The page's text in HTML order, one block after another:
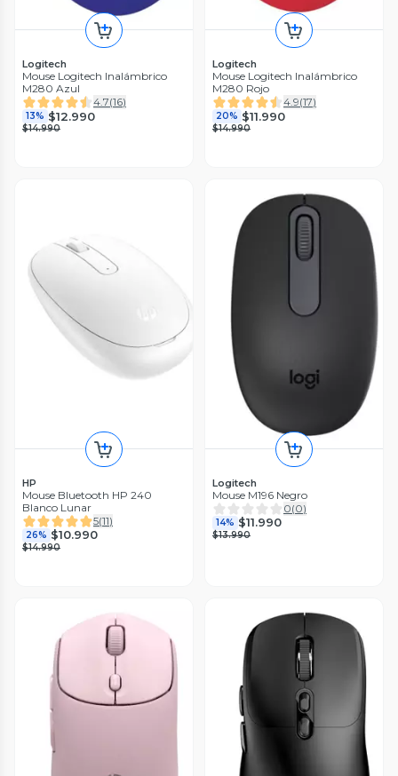
Logitech
Mouse Logitech Inalámbrico
M280 Azul
4.7(16)
13% $12.990
$14.990
Logitech
Mouse Logitech Inalámbrico
M280 Rojo
4.9(17)
20% $11.990
$14.990
HP
Mouse Bluetooth HP 240
Blanco Lunar
5(11)
26% $10.990
$14.990
Logitech
Mouse M196 Negro
0(0)
14% $11.990
$13.990